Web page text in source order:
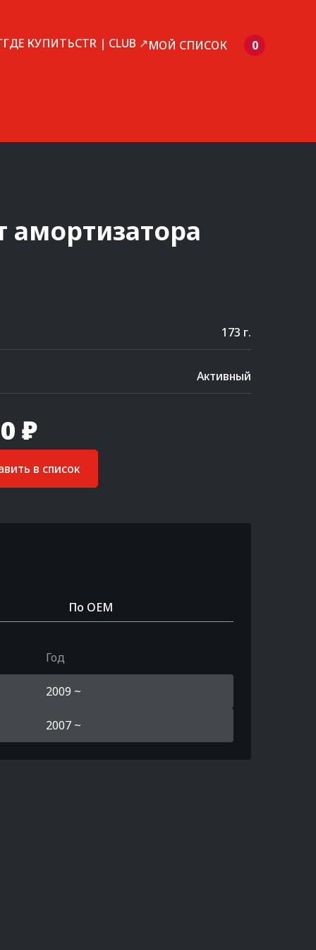
ГДЕ КУПИТЬCTR | CLUB ↗МОЙ СПИСОК 0
173 г.
Активный
₽
в список
По OEM
Год
2009 ~
2007 ~